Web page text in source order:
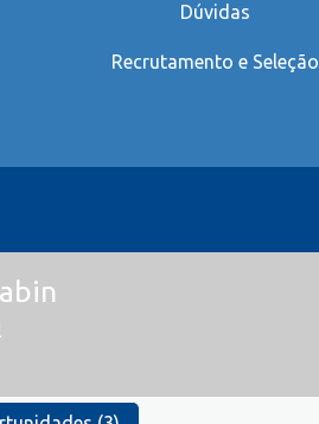
Dúvidas
Recrutamento e Seleção